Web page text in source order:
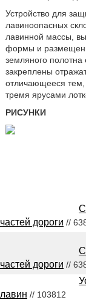
Устройство для
лавиноопасных
лавинной массы,
формы и
земляного полотна
закреплены
отличающееся тем,
тремя ярусами
РИСУНКИ
частей дороги //
частей дороги //
лавин // 103812